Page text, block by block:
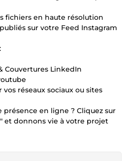
fichiers en haute résolution
sur votre Feed Instagram
Couvertures LinkedIn
réseaux sociaux ou sites
en ligne ? Cliquez sur
et donnons vie à votre projet